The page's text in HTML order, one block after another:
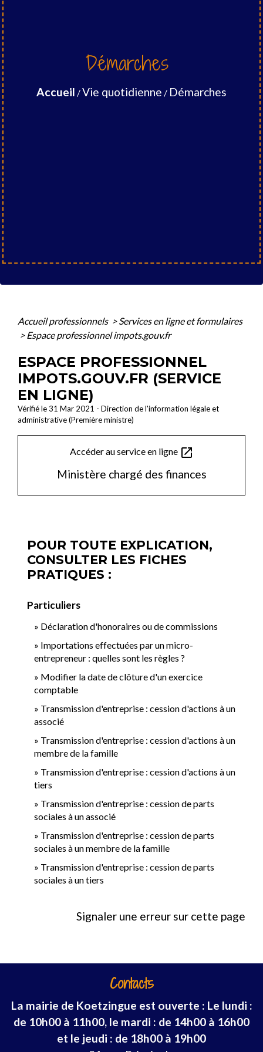
Démarches
Accueil /Vie quotidienne / Démarches
Accueil professionnels > Services en ligne et formulaires
> Espace professionnel impots.gouv.fr
ESPACE PROFESSIONNEL
IMPOTS.GOUV.FR (SERVICE
EN LIGNE)
Vérifié le 31 Mar 2021 - Direction de l'information légale et
administrative (Première ministre)
Accéder au service en ligne open_in_new
Ministère chargé des finances
POUR TOUTE EXPLICATION,
CONSULTER LES FICHES
PRATIQUES :
Particuliers
Déclaration d'honoraires ou de commissions
Importations effectuées par un micro-
entrepreneur : quelles sont les règles ?
Modifier la date de clôture d'un exercice
comptable
Transmission d'entreprise : cession d'actions à un
associé
Transmission d'entreprise : cession d'actions à un
membre de la famille
Transmission d'entreprise : cession d'actions à un
tiers
Transmission d'entreprise : cession de parts
sociales à un associé
Transmission d'entreprise : cession de parts
sociales à un membre de la famille
Transmission d'entreprise : cession de parts
sociales à un tiers
Signaler une erreur sur cette page
Contacts
La mairie de Koetzingue est ouverte : Le lundi :
de 10h00 à 11h00, le mardi : de 14h00 à 16h00
et le jeudi : de 18h00 à 19h00